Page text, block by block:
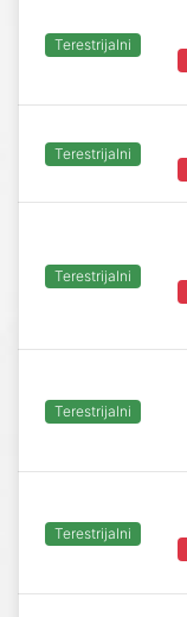
Terestrijalni
Terestrijalni
Terestrijalni
Terestrijalni
Terestrijalni